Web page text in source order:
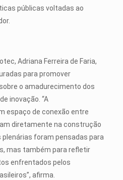
públicas voltadas ao
Adriana Ferreira de Faria,
para promover
o amadurecimento dos
inovação. “A
espaço de conexão entre
diretamente na construção
foram pensadas para
mas também para refletir
enfrentados pelos
afirma.